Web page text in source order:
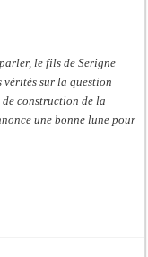
le fils de Serigne
vérités sur la question
construction de la
une bonne lune pour